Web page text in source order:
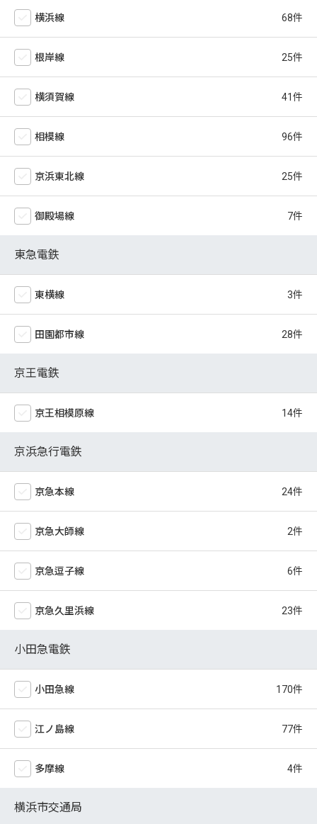
横浜線
根岸線
横須賀線
相模線
京浜東北線
御殿場線
東急電鉄
東横線
田園都市線
京王電鉄
京王相模原線
京浜急行電鉄
京急本線
京急大師線
京急逗子線
京急久里浜線
小田急電鉄
小田急線
江ノ島線
多摩線
横浜市交通局